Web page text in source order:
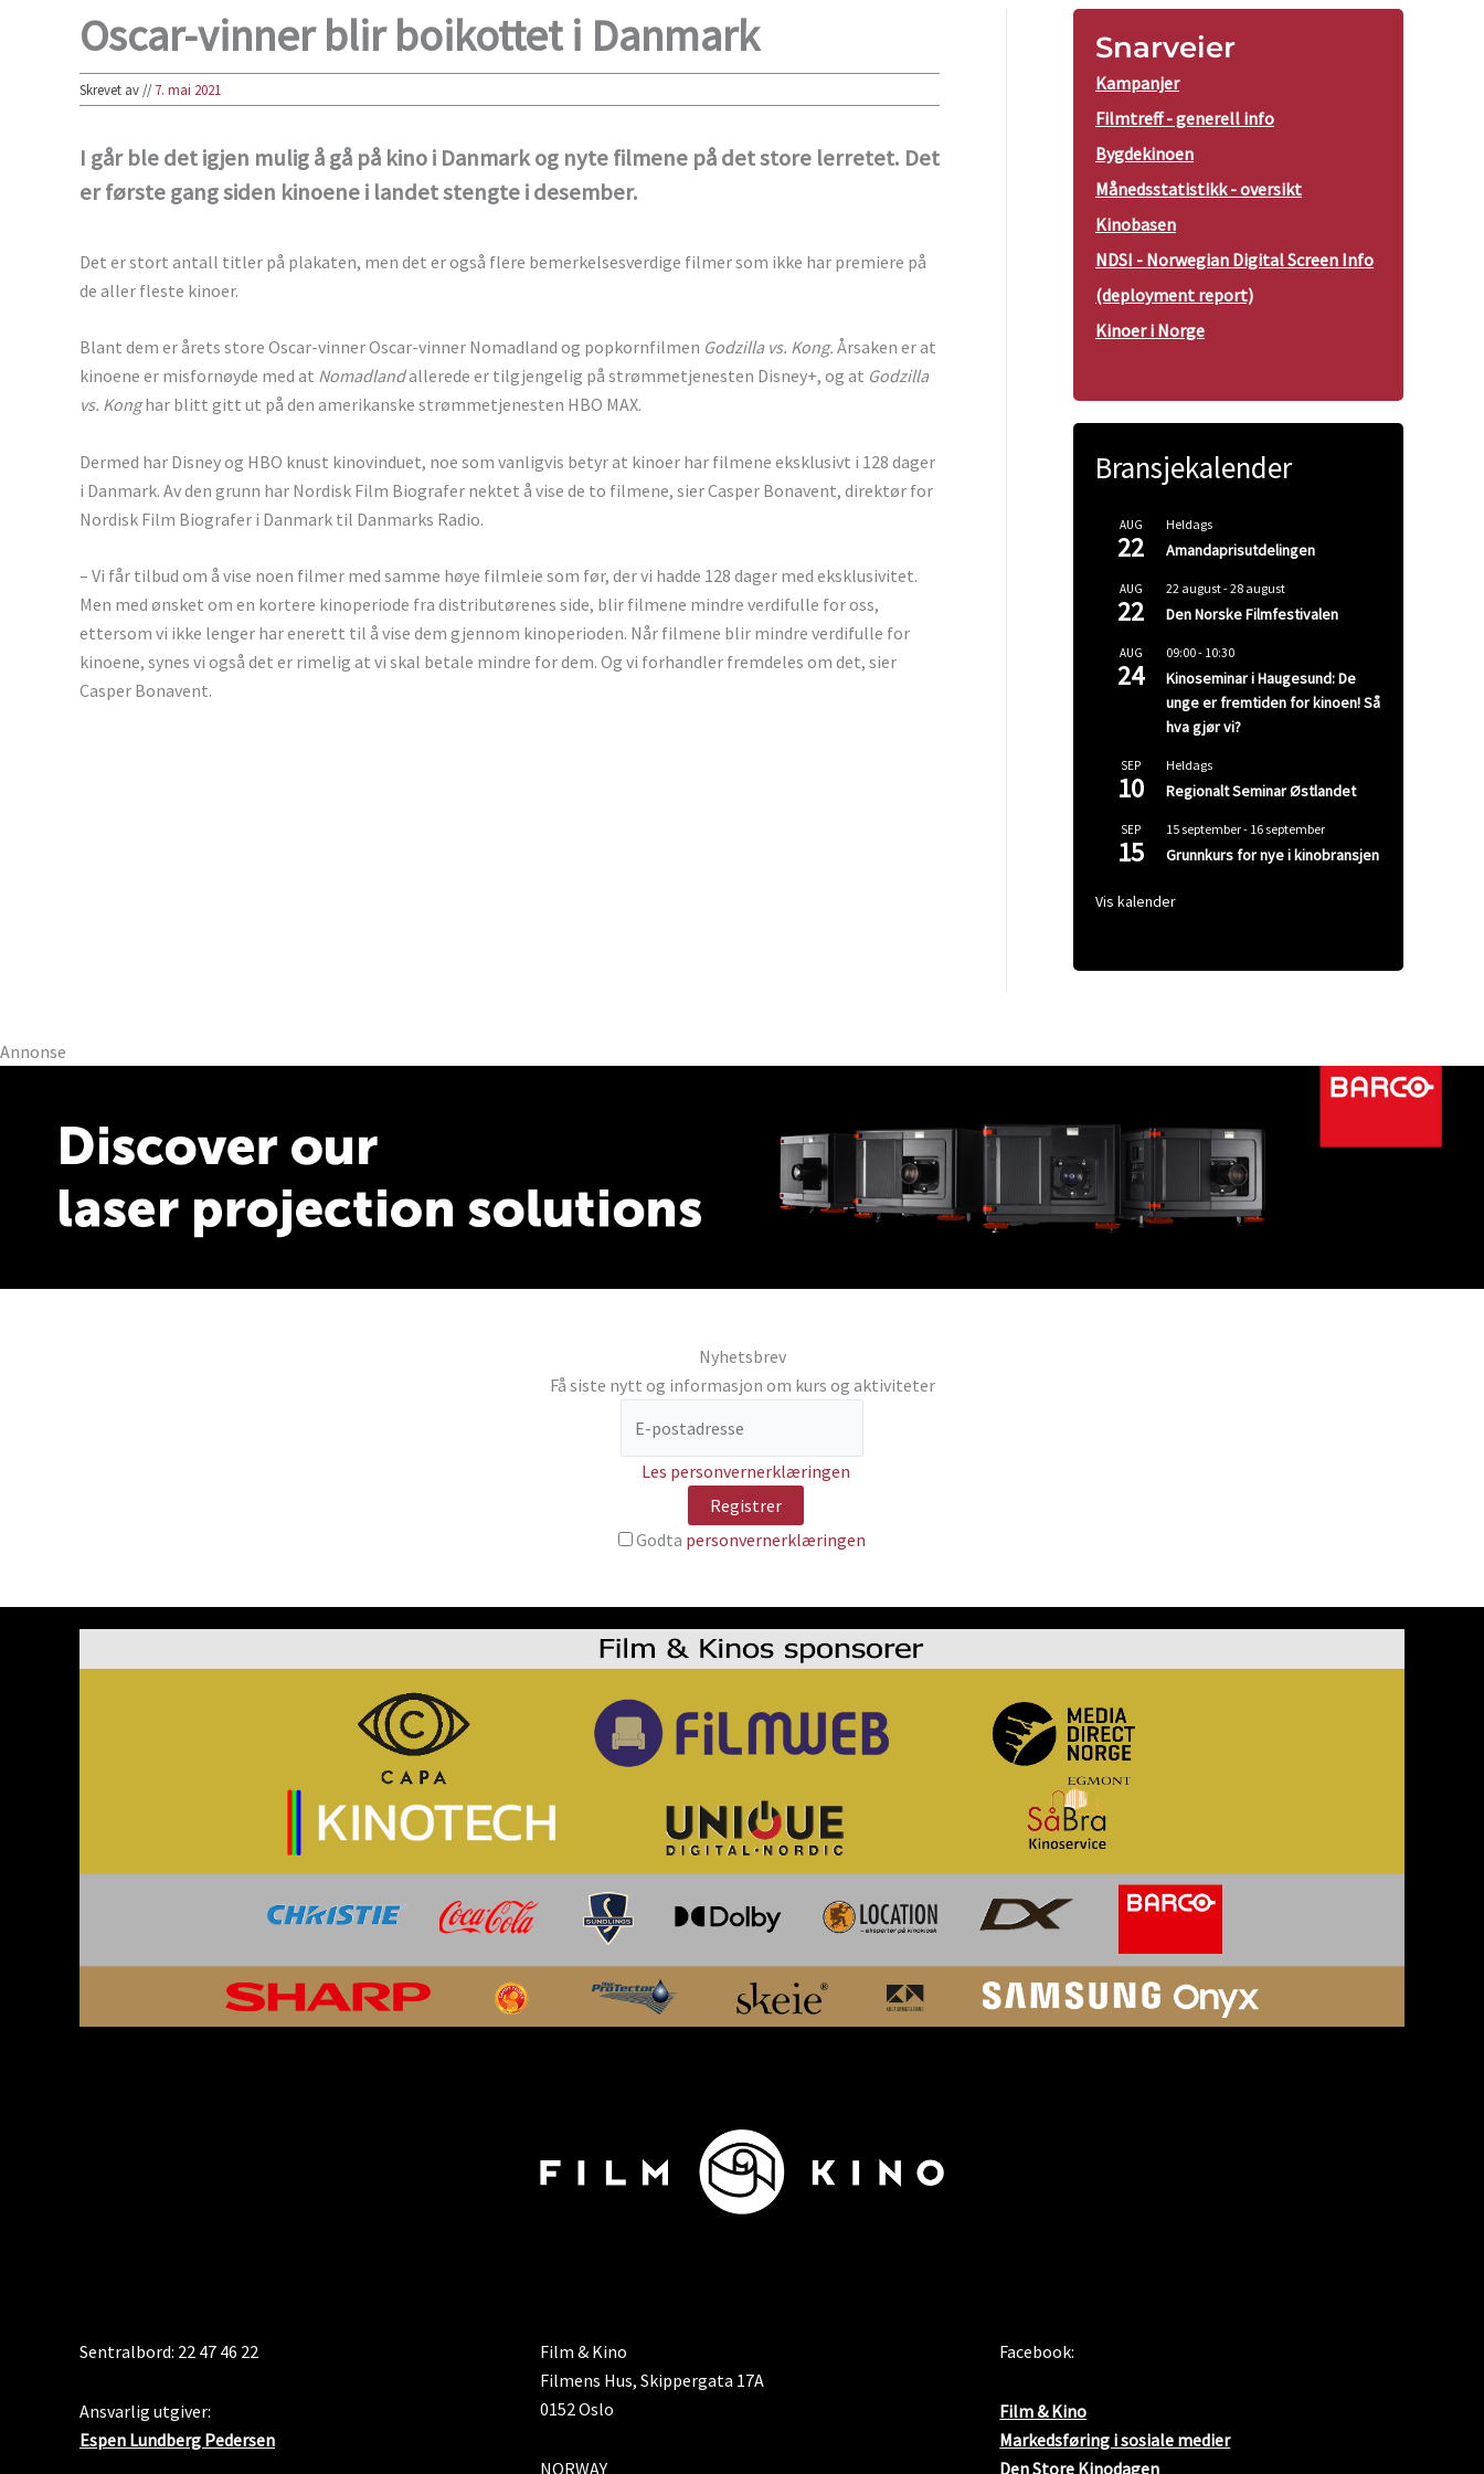
Oscar-vinner blir boikottet i Danmark
Skrevet av//7. mai 2021
I går ble det igjen mulig å gå på kino i Danmark og nyte filmene på det store lerretet. Det
er første gang siden kinoene i landet stengte i desember.
Det er stort antall titler på plakaten, men det er også flere bemerkelsesverdige filmer som ikke har premiere på
de aller fleste kinoer.
Blant dem er årets store Oscar-vinner Oscar-vinner Nomadland og popkornfilmen Godzilla vs. Kong. Årsaken er at
kinoene er misfornøyde med at Nomadlandallerede er tilgjengelig på strømmetjenesten Disney+, og at Godzilla
vs. Konghar blitt gitt ut på den amerikanske strømmetjenesten HBO MAX.
Dermed har Disney og HBO knust kinovinduet, noe som vanligvis betyr at kinoer har filmene eksklusivt i 128 dager
i Danmark. Av den grunn har Nordisk Film Biografer nektet å vise de to filmene, sier Casper Bonavent, direktør for
Nordisk Film Biografer i Danmark til Danmarks Radio.
– Vi får tilbud om å vise noen filmer med samme høye filmleie som før, der vi hadde 128 dager med eksklusivitet.
Men med ønsket om en kortere kinoperiode fra distributørenes side, blir filmene mindre verdifulle for oss,
ettersom vi ikke lenger har enerett til å vise dem gjennom kinoperioden. Når filmene blir mindre verdifulle for
kinoene, synes vi også det er rimelig at vi skal betale mindre for dem. Og vi forhandler fremdeles om det, sier
Casper Bonavent.
Snarveier
Kampanjer
Filmtreff - generell info
Bygdekinoen
Månedsstatistikk - oversikt
Kinobasen
NDSI - Norwegian Digital Screen Info
(deployment report)
Kinoer i Norge
Bransjekalender
AUG
22
Heldags
Amandaprisutdelingen
AUG
22
22 august-28 august
Den Norske Filmfestivalen
AUG
24
09:00- 10:30
Kinoseminar i Haugesund: De
unge er fremtiden for kinoen! Så
hva gjør vi?
SEP
10
Heldags
Regionalt Seminar Østlandet
SEP
15
15 september- 16 september
Grunnkurs for nye i kinobransjen
Vis kalender
Annonse
Nyhetsbrev
Få siste nytt og informasjon om kurs og aktiviteter
Les personvernerklæringen
Godta personvernerklæringen
Sentralbord: 22 47 46 22
Ansvarlig utgiver:
Espen Lundberg Pedersen
Film & Kino
Filmens Hus, Skippergata 17A
0152 Oslo
NORWAY
Facebook:
Film & Kino
Markedsføring i sosiale medier
Den Store Kinodagen